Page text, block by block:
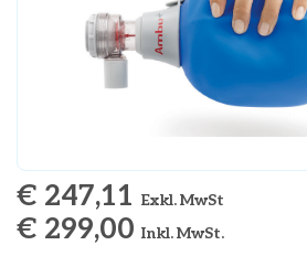
€ 247,11 Exkl. MwSt
€ 299,00 Inkl. MwSt.